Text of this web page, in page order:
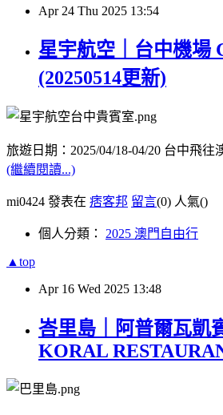
Apr 24 Thu 2025 13:54
星宇航空｜台中機場
(20250514更新)
旅遊日期：2025/04/18-04/20 台中飛往
(繼續閱讀...)
mi0424 發表在 痞客邦 留言(0) 人氣()
個人分類： 2025 澳門自由行
▲top
Apr 16 Wed 2025 13:48
峇里島｜阿普爾瓦凱
KORAL